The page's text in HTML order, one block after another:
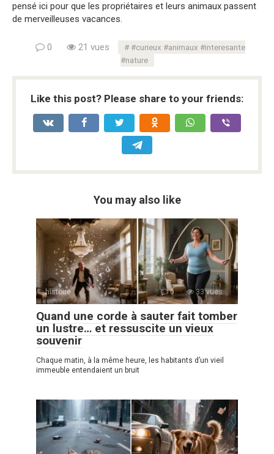
pensé ici pour que les propriétaires et leurs animaux passent
de merveilleuses vacances.
0 21 vues
#curieux #animaux #interesante
#nature
Like this post? Please share to your friends:
You may also like
histoire 0 33 vues
Quand une corde à sauter fait tomber
un lustre… et ressuscite un vieux
souvenir
Chaque matin, à la même heure, les habitants d’un vieil
immeuble entendaient un bruit